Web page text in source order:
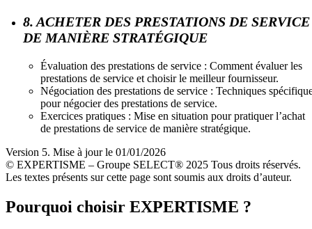
8. ACHETER DES PRESTATIONS DE SERVICE
DE MANIÈRE STRATÉGIQUE
Évaluation des prestations de service : Comment évaluer les
prestations de service et choisir le meilleur fournisseur.
Négociation des prestations de service : Techniques
pour négocier des prestations de service.
Exercices pratiques : Mise en situation pour pratiquer l’achat
de prestations de service de manière stratégique.
Version 5. Mise à jour le 01/01/2026
© EXPERTISME – Groupe SELECT® 2025 Tous droits réservés.
Les textes présents sur cette page sont soumis aux droits d’auteur.
Pourquoi choisir EXPERTISME ?